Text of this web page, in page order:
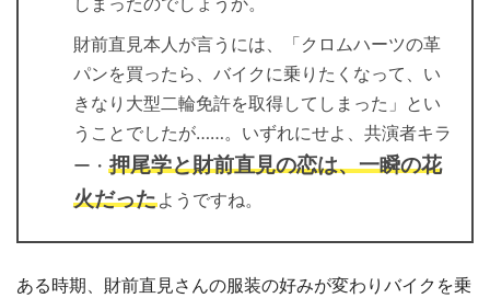
財前直見本人が言うには、「クロムハーツの革
パンを買ったら、バイクに乗りたくなって、い
きなり大型二輪免許を取得してしまった」とい
うことでしたが……。いずれにせよ、共演者キラ
ー・ 押尾学と財前直見の恋は、一瞬の花
火だったようですね。
ある時期、財前直見さんの服装の好みが変わりバイクを乗